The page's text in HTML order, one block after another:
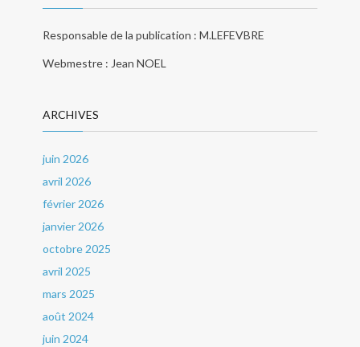
Responsable de la publication : M.LEFEVBRE
Webmestre : Jean NOEL
ARCHIVES
juin 2026
avril 2026
février 2026
janvier 2026
octobre 2025
avril 2025
mars 2025
août 2024
juin 2024